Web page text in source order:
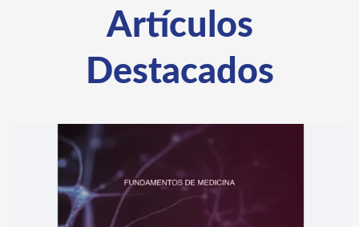
Artículos
Destacados